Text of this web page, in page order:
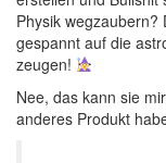
Physik
gespannt auf die
zeugen!
Nee, das kann sie
anderes Produkt